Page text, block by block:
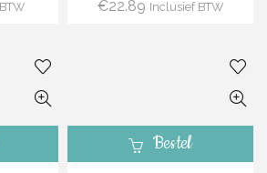
€22.89 Inclusief BTW
Bestel